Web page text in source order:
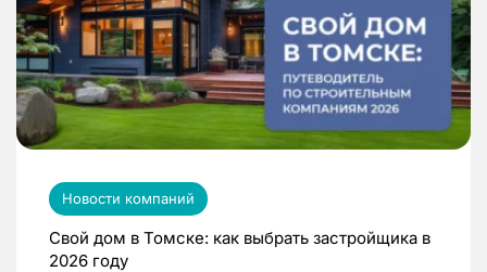
Новости компаний
Свой дом в Томске: как выбрать застройщика в
2026 году